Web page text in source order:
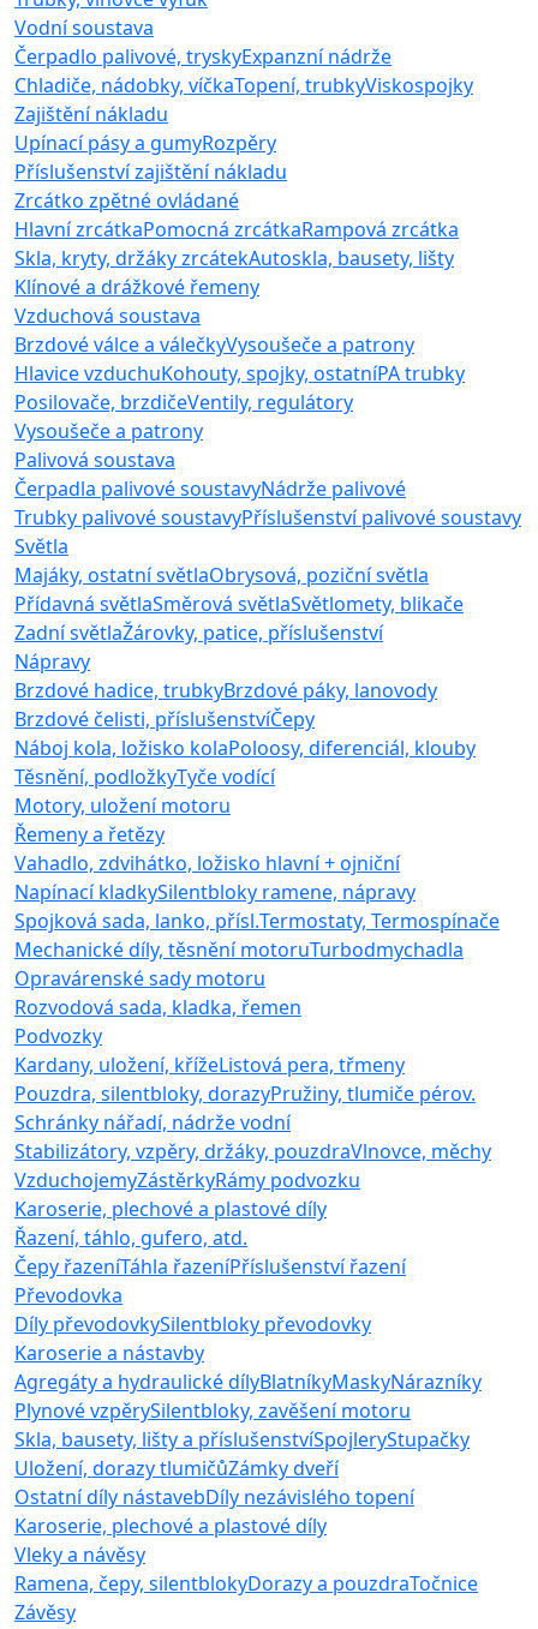
Vodní soustava
Čerpadlo palivové, tryskyExpanzní nádrže
Chladiče, nádobky, víčkaTopení, trubkyViskospojky
Zajištění nákladu
Upínací pásy a gumyRozpěry
Příslušenství zajištění nákladu
Zrcátko zpětné ovládané
Hlavní zrcátkaPomocná zrcátkaRampová zrcátka
Skla, kryty, držáky zrcátekAutoskla, bausety, lišty
Klínové a drážkové řemeny
Vzduchová soustava
Brzdové válce a válečkyVysoušeče a patrony
Hlavice vzduchuKohouty, spojky, ostatníPA trubky
Posilovače, brzdičeVentily, regulátory
Vysoušeče a patrony
Palivová soustava
Čerpadla palivové soustavyNádrže palivové
Trubky palivové soustavyPříslušenství palivové soustavy
Světla
Majáky, ostatní světlaObrysová, poziční světla
Přídavná světlaSměrová světlaSvětlomety, blikače
Zadní světlaŽárovky, patice, příslušenství
Nápravy
Brzdové hadice, trubkyBrzdové páky, lanovody
Brzdové čelisti, příslušenstvíČepy
Náboj kola, ložisko kolaPoloosy, diferenciál, klouby
Těsnění, podložkyTyče vodící
Motory, uložení motoru
Řemeny a řetězy
Vahadlo, zdvihátko, ložisko hlavní + ojniční
Napínací kladkySilentbloky ramene, nápravy
Spojková sada, lanko, přísl.Termostaty, Termospínače
Mechanické díly, těsnění motoruTurbodmychadla
Opravárenské sady motoru
Rozvodová sada, kladka, řemen
Podvozky
Kardany, uložení, křížeListová pera, třmeny
Pouzdra, silentbloky, dorazyPružiny, tlumiče pérov.
Schránky nářadí, nádrže vodní
Stabilizátory, vzpěry, držáky, pouzdraVlnovce, měchy
VzduchojemyZástěrkyRámy podvozku
Karoserie, plechové a plastové díly
Řazení, táhlo, gufero, atd.
Čepy řazeníTáhla řazeníPříslušenství řazení
Převodovka
Díly převodovkySilentbloky převodovky
Karoserie a nástavby
Agregáty a hydraulické dílyBlatníkyMaskyNárazníky
Plynové vzpěrySilentbloky, zavěšení motoru
Skla, bausety, lišty a příslušenstvíSpojleryStupačky
Uložení, dorazy tlumičůZámky dveří
Ostatní díly nástavebDíly nezávislého topení
Karoserie, plechové a plastové díly
Vleky a návěsy
Ramena, čepy, silentblokyDorazy a pouzdraTočnice
Závěsy